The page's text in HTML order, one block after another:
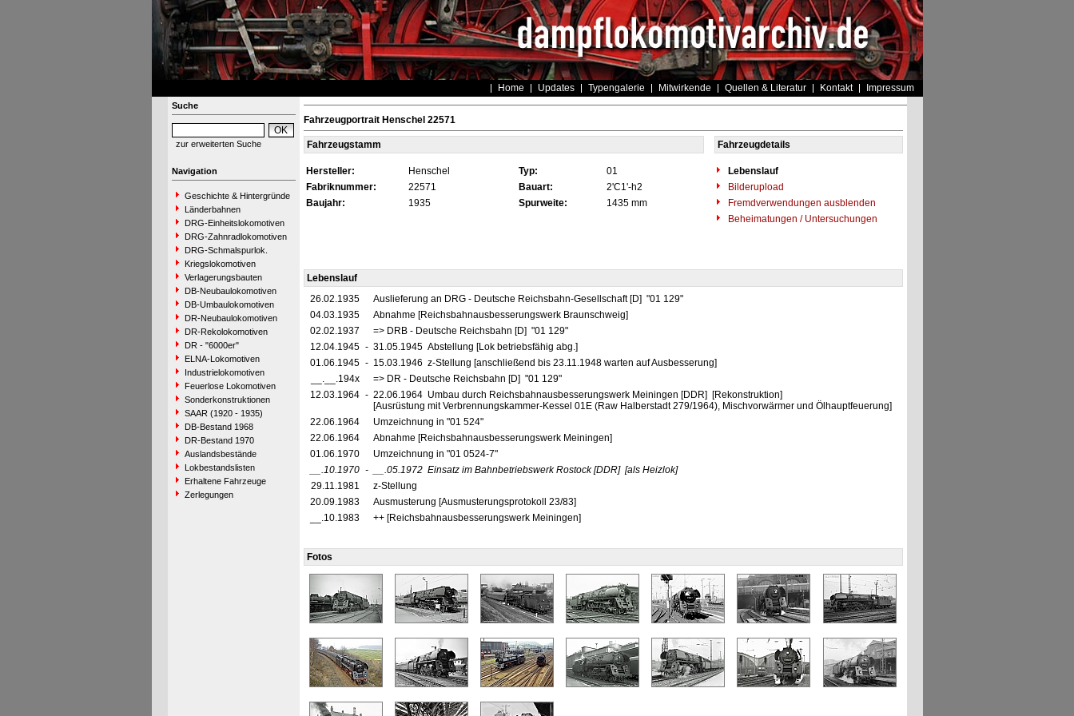
Home Updates Typengalerie Mitwirkende Quellen & Literatur Kontakt Impressum
Suche
zur erweiterten Suche
Navigation
Geschichte & Hintergründe
Länderbahnen
DRG-Einheitslokomotiven
DRG-Zahnradlokomotiven
DRG-Schmalspurlok.
Kriegslokomotiven
Verlagerungsbauten
DB-Neubaulokomotiven
DB-Umbaulokomotiven
DR-Neubaulokomotiven
DR-Rekolokomotiven
DR - "6000er"
ELNA-Lokomotiven
Industrielokomotiven
Feuerlose Lokomotiven
Sonderkonstruktionen
SAAR (1920 - 1935)
DB-Bestand 1968
DR-Bestand 1970
Auslandsbestände
Lokbestandslisten
Erhaltene Fahrzeuge
Zerlegungen
Fahrzeugportrait Henschel 22571
Fahrzeugstamm Fahrzeugdetails
Hersteller: Henschel Typ: 01
Lebenslauf
Fabriknummer:
22571 Bauart: 2'C1'-h2
Bilderupload
Baujahr:
1935 Spurweite: 1435 mm
Fremdverwendungen ausblenden
Beheimatungen / Untersuchungen
Lebenslauf
26.02.1935
Auslieferung an DRG - Deutsche Reichsbahn-Gesellschaft [D] "01 129"
04.03.1935
Abnahme [Reichsbahnausbesserungswerk Braunschweig]
02.02.1937
=> DRB - Deutsche Reichsbahn [D] "01 129"
12.04.1945 - 31.05.1945 Abstellung [Lok betriebsfähig abg.]
01.06.1945 - 15.03.1946 z-Stellung [anschließend bis 23.11.1948 warten auf Ausbesserung]
__.__.194x
=> DR - Deutsche Reichsbahn [D] "01 129"
12.03.1964 - 22.06.1964 Umbau durch Reichsbahnausbesserungswerk Meiningen [DDR] [Rekonstruktion]
[Ausrüstung mit Verbrennungskammer-Kessel 01E (Raw Halberstadt 279/1964), Mischvorwärmer und Ölhauptfeuerung]
22.06.1964
Umzeichnung in "01 524"
22.06.1964
Abnahme [Reichsbahnausbesserungswerk Meiningen]
01.06.1970
Umzeichnung in "01 0524-7"
__.10.1970 - __.05.1972 Einsatz im Bahnbetriebswerk Rostock [DDR] [als Heizlok]
29.11.1981
z-Stellung
20.09.1983
Ausmusterung [Ausmusterungsprotokoll 23/83]
__.10.1983
++ [Reichsbahnausbesserungswerk Meiningen]
Fotos